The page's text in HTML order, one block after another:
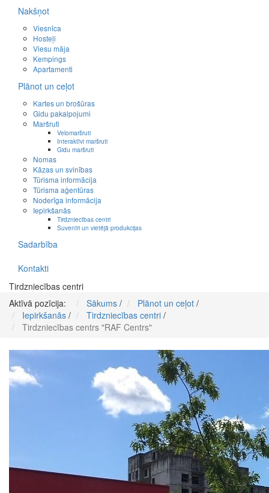
Nakšņot
Viesnīca
Hosteļi
Viesu māja
Kempings
Apartamenti
Plānot un ceļot
Kartes un brošūras
Gidu pakalpojumi
Maršruti
Velomaršruti
Interaktīvi maršruti
Gidu maršruti
Nomas
Kāzas un svinības
Tūrisma informācija
Tūrisma aģentūras
Noderīga informācija
Iepirkšanās
Tirdzniecības centri
Suvenīri un vietējā produkcijas
Sadarbība
Kontakti
Tirdzniecības centri
Aktīvā pozīcija:
Sākums / Plānot un ceļot /
Iepirkšanās / Tirdzniecības centri /
Tirdzniecības centrs "RAF Centrs"